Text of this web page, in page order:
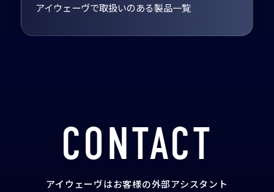
アイウェーヴで取扱いのある製品一覧
CONTACT
アイウェーヴはお客様の外部アシスタント